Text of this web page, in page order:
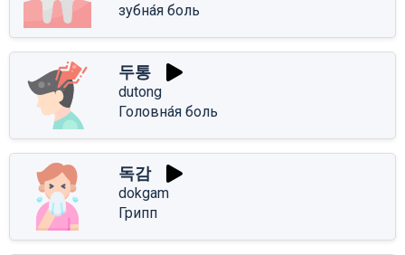
зубна́я боль
두통
dutong
Головна́я боль
독감
dokgam
Грипп